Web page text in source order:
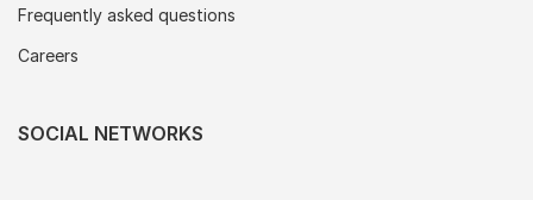
Frequently asked questions
Careers
SOCIAL NETWORKS